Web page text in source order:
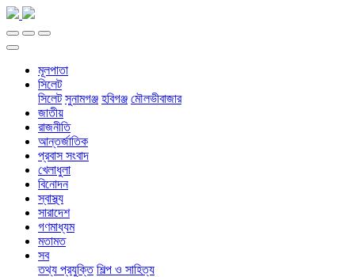
মূলপাতা
সিলেট
সিলেট সুনামগঞ্জ হবিগঞ্জ মৌলভীবাজার
জাতীয়
রাজনীতি
আন্তর্জাতিক
প্রবাস সংবাদ
খেলাধুলা
বিনোদন
স্বাস্থ্য
সারাদেশ
গণমাধ্যম
মতামত
সব
তথ্য প্রযুক্তি শিল্প ও সাহিত্য